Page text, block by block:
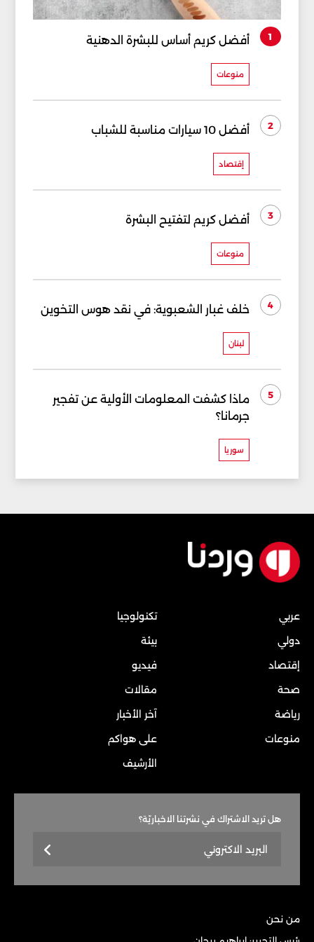
1 أفضل كريم أساس للبشرة الدهنية
منوعات
2 أفضل 10 سيارات مناسبة للشباب
إقتصاد
3 أفضل كريم لتفتيح البشرة
منوعات
4 خلف غبار الشعبوية: في نقد هوس التخوين
لبنان
5
ماذا كشفت المعلومات الأولية عن تفجير
جرمانا؟
سوريا
عربي
دولي
إقتصاد
صحة
رياضة
منوعات
تكنولوجيا
بيئة
فيديو
مقالات
آخر الأخبار
على هواكم
الأرشيف
هل تريد الاشتراك في نشرتنا الاخباريّة؟
من نحن